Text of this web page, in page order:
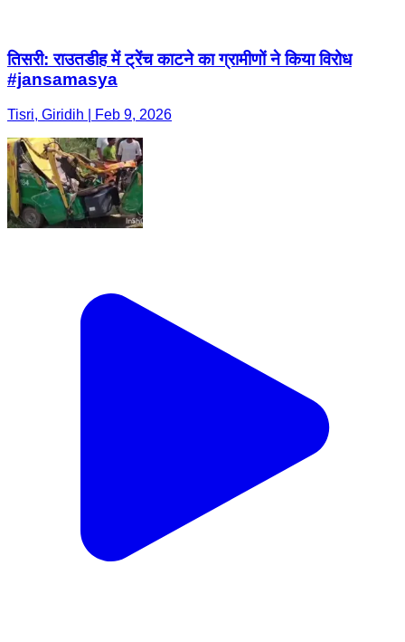
तिसरी: राउतडीह में ट्रेंच काटने का ग्रामीणों ने किया विरोध
#jansamasya
Tisri, Giridih | Feb 9, 2026